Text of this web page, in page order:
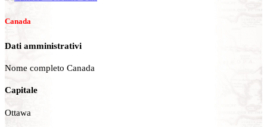
Canada
Dati amministrativi
Nome completo Canada
Capitale
Ottawa